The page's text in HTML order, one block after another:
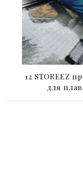
12 STOREEZ
для